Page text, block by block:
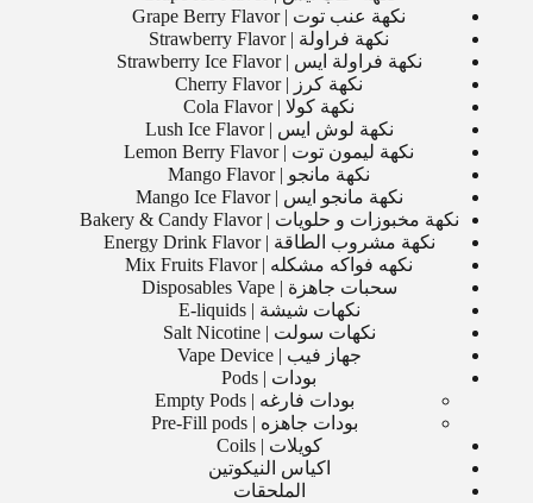
نكهة عنب توت | Grape Berry Flavor
نكهة فراولة | Strawberry Flavor
نكهة فراولة ايس | Strawberry Ice Flavor
نكهة كرز | Cherry Flavor
نكهة كولا | Cola Flavor
نكهة لوش ايس | Lush Ice Flavor
نكهة ليمون توت | Lemon Berry Flavor
نكهة مانجو | Mango Flavor
نكهة مانجو ايس | Mango Ice Flavor
نكهة مخبوزات و حلويات | Bakery & Candy Flavor
نكهة مشروب الطاقة | Energy Drink Flavor
نكهه فواكه مشكله | Mix Fruits Flavor
سحبات جاهزة | Disposables Vape
نكهات شيشة | E-liquids
نكهات سولت | Salt Nicotine
جهاز فيب | Vape Device
بودات | Pods
بودات فارغه | Empty Pods
بودات جاهزه | Pre-Fill pods
كويلات | Coils
اكياس النيكوتين
الملحقات